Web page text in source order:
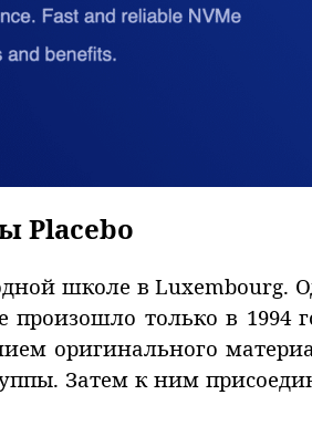
Placebo
школе в Luxembourg.
произошло только в
оригинального
Затем к ним